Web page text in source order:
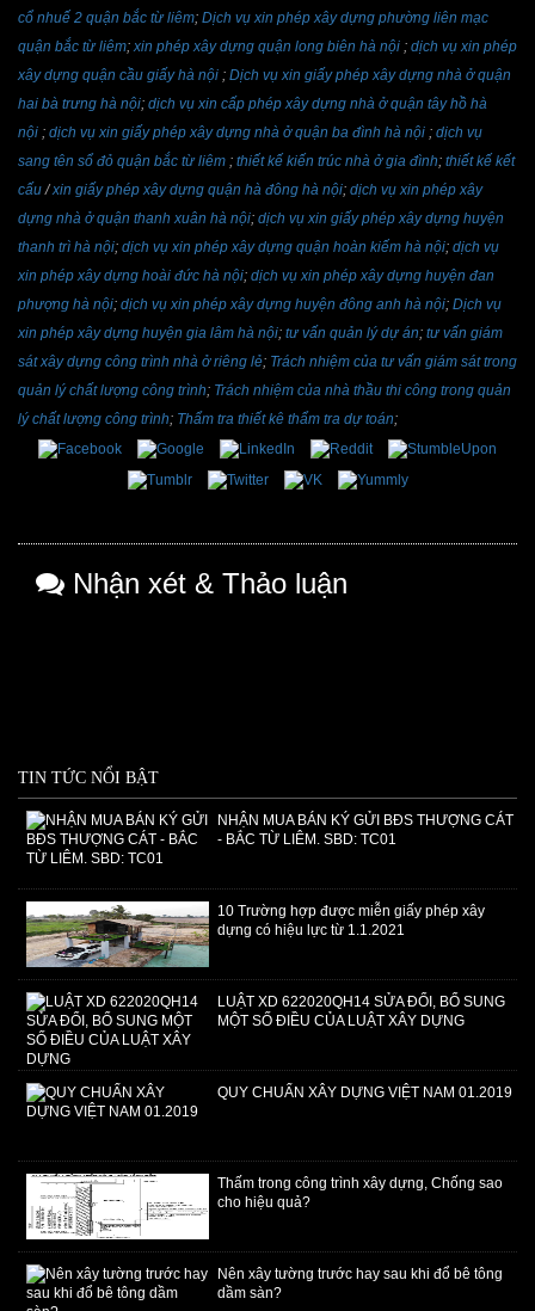
cổ nhuế 2 quận bắc từ liêm; Dịch vụ xin phép xây dựng phường liên mạc
quận bắc từ liêm;xin phép xây dựng quận long biên hà nội ; dịch vụ xin phép
xây dựng quận cầu giấy hà nội ; Dịch vụ xin giấy phép xây dựng nhà ở quận
hai bà trưng hà nội; dịch vụ xin cấp phép xây dựng nhà ở quận tây hồ hà
nội ; dịch vụ xin giấy phép xây dựng nhà ở quận ba đình hà nội ; dịch vụ
sang tên sổ đỏ quận bắc từ liêm ; thiết kế kiến trúc nhà ở gia đình; thiết kế kết
cấu/xin giấy phép xây dựng quận hà đông hà nội; dịch vụ xin phép xây
dựng nhà ở quận thanh xuân hà nội; dịch vụ xin giấy phép xây dựng huyện
thanh trì hà nội; dịch vụ xin phép xây dựng quận hoàn kiếm hà nội; dịch vụ
xin phép xây dựng hoài đức hà nội; dịch vụ xin phép xây dựng huyện đan
phượng hà nội; dịch vụ xin phép xây dựng huyện đông anh hà nội; Dịch vụ
xin phép xây dựng huyện gia lâm hà nội; tư vấn quản lý dự án; tư vấn giám
sát xây dựng công trình nhà ở riêng lẻ; Trách nhiệm của tư vấn giám sát trong
quản lý chất lượng công trình; Trách nhiệm của nhà thầu thi công trong quản
lý chất lượng công trình; Thẩm tra thiết kê thẩm tra dự toán;
Nhận xét & Thảo luận
TIN TỨC NỔI BẬT
NHẬN MUA BÁN KÝ GỬI BĐS THƯỢNG CÁT
- BẮC TỪ LIÊM. SBD: TC01
​10 Trường hợp được miễn giấy phép xây
dựng có hiệu lực từ 1.1.2021
LUẬT XD 622020QH14 SỬA ĐỔI, BỔ SUNG
MỘT SỐ ĐIỀU CỦA LUẬT XÂY DỰNG
QUY CHUẨN XÂY DỰNG VIỆT NAM 01.2019
Thấm trong công trình xây dựng, Chống sao
cho hiệu quả?
Nên xây tường trước hay sau khi đổ bê tông
dầm sàn?